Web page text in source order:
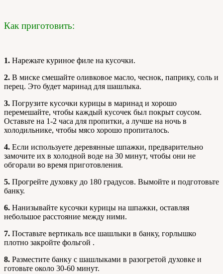
Как приготовить:
1. Нарежьте куриное филе на кусочки.
2. В миске смешайте оливковое масло, чеснок, паприку, соль и
перец. Это будет маринад для шашлыка.
3. Погрузите кусочки курицы в маринад и хорошо
перемешайте, чтобы каждый кусочек был покрыт соусом.
Оставьте на 1-2 часа для пропитки, а лучше на ночь в
холодильнике, чтобы мясо хорошо пропиталось.
4. Если используете деревянные шпажки, предварительно
замочите их в холодной воде на 30 минут, чтобы они не
обгорали во время приготовления.
5. Прогрейте духовку до 180 градусов. Вымойте и подготовьте
банку.
6. Нанизывайте кусочки курицы на шпажки, оставляя
небольшое расстояние между ними.
7. Поставьте вертикаль все шашлыки в банку, горлышко
плотно закройте фольгой .
8. Разместите банку с шашлыками в разогретой духовке и
готовьте около 30-60 минут.